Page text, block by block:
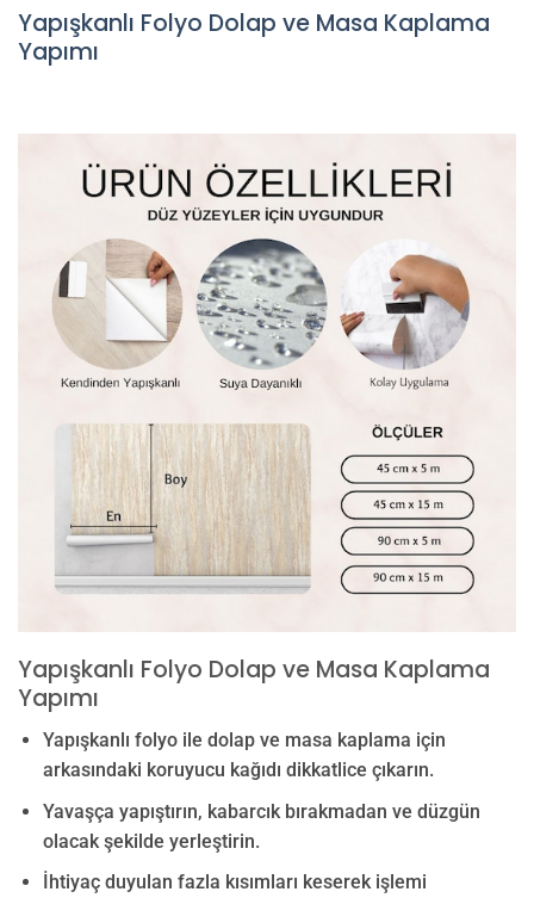
Yapışkanlı Folyo Dolap ve Masa Kaplama
Yapımı
Yapışkanlı Folyo Dolap ve Masa Kaplama
Yapımı
Yapışkanlı folyo ile dolap ve masa kaplama için
arkasındaki koruyucu kağıdı dikkatlice çıkarın.
Yavaşça yapıştırın, kabarcık bırakmadan ve düzgün
olacak şekilde yerleştirin.
İhtiyaç duyulan fazla kısımları keserek işlemi